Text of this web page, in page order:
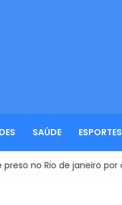
SAÚDE ESPORTES
por abuso sexual